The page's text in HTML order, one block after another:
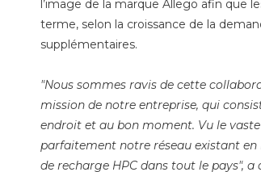
l’image de la marque Allego afin que
terme, selon la croissance de la
supplémentaires.
"Nous sommes ravis de cette
mission de notre entreprise, qui
endroit et au bon moment. Vu le
parfaitement notre réseau existant
de recharge HPC dans tout le pays",